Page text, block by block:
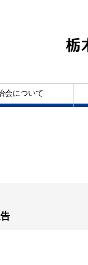
会について